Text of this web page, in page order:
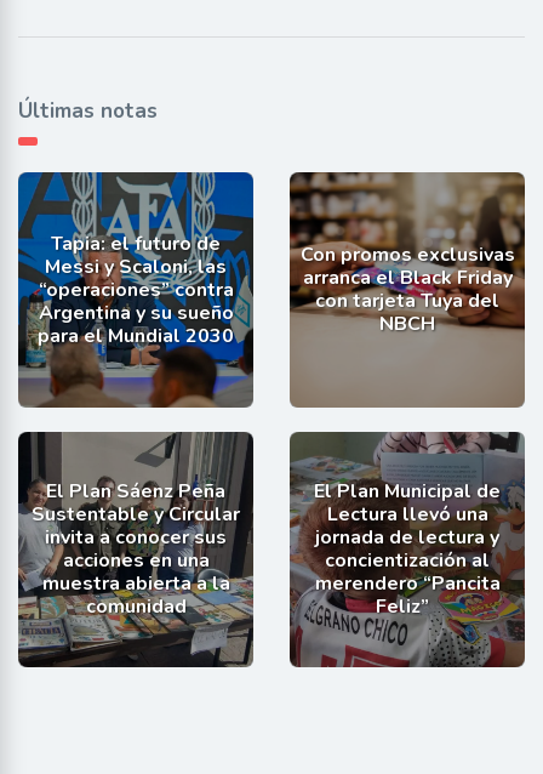
Últimas notas
Tapia: el futuro de
Messi y Scaloni, las
“operaciones” contra
Argentina y su sueño
para el Mundial 2030
Con promos exclusivas
arranca el Black Friday
con tarjeta Tuya del
NBCH
El Plan Sáenz Peña
Sustentable y Circular
invita a conocer sus
acciones en una
muestra abierta a la
comunidad
El Plan Municipal de
Lectura llevó una
jornada de lectura y
concientización al
merendero “Pancita
Feliz”